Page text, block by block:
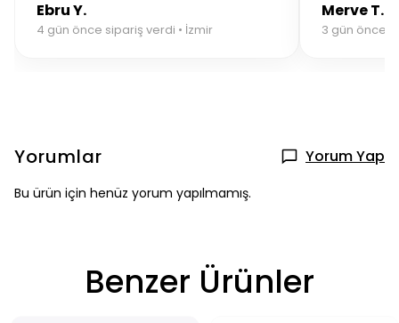
Ebru Y.
4 gün önce sipariş verdi • İzmir
Merve T.
3 gün önce
Yorumlar Yorum Yap
Bu ürün için henüz yorum yapılmamış.
Benzer Ürünler